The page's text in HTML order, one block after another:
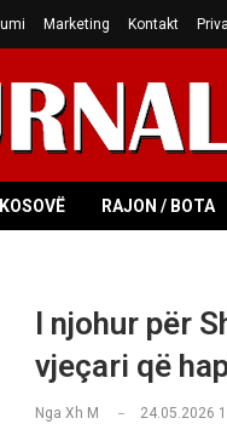
Marketing Kontakt
KOSOVË RAJON / BOTA
I njohur për
vjeçari që
Nga Xh M 24.05.2026